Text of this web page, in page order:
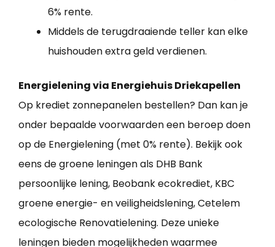
6% rente.
Middels de terugdraaiende teller kan elke
huishouden extra geld verdienen.
Energielening via Energiehuis Driekapellen
Op krediet zonnepanelen bestellen? Dan kan je
onder bepaalde voorwaarden een beroep doen
op de Energielening (met 0% rente). Bekijk ook
eens de groene leningen als DHB Bank
persoonlijke lening, Beobank ecokrediet, KBC
groene energie- en veiligheidslening, Cetelem
ecologische Renovatielening. Deze unieke
leningen bieden mogelijkheden waarmee